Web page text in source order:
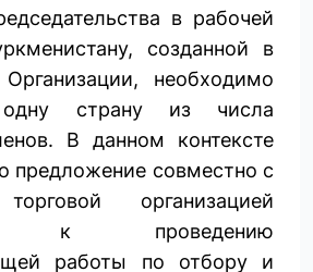
в рабочей
созданной в
необходимо
одну страну из числа
В данном контексте
предложение совместно с
организацией
к проведению
работы по отбору и